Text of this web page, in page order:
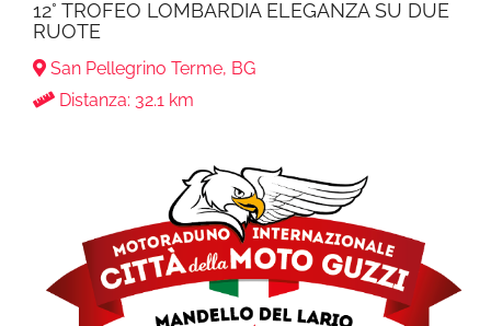
12° TROFEO LOMBARDIA ELEGANZA SU DUE
RUOTE
San Pellegrino Terme, BG
Distanza: 32.1 km